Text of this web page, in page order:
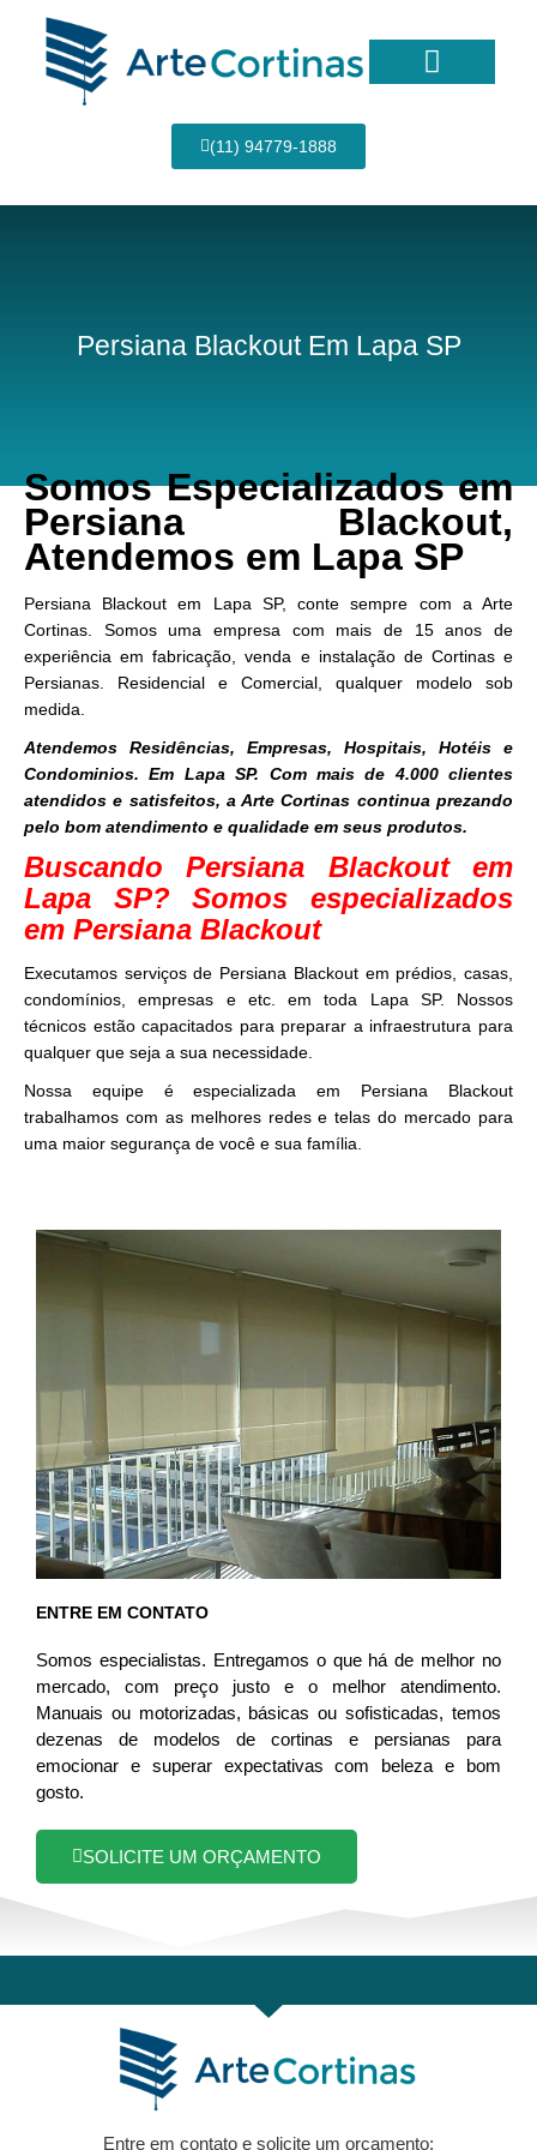
conteúdo
(11) 94779-1888
Persiana Blackout Em Lapa SP
Somos Especializados em
Persiana Blackout,
Atendemos em Lapa SP
Persiana Blackout em Lapa SP, conte sempre com a Arte
Cortinas. Somos uma empresa com mais de 15 anos de
experiência em fabricação, venda e instalação de Cortinas e
Persianas. Residencial e Comercial, qualquer modelo sob
medida.
Atendemos Residências, Empresas, Hospitais, Hotéis e
Condominios. Em Lapa SP. Com mais de 4.000 clientes
atendidos e satisfeitos, a Arte Cortinas continua prezando
pelo bom atendimento e qualidade em seus produtos.
Buscando Persiana Blackout em
Lapa SP? Somos especializados
em Persiana Blackout
Executamos serviços de Persiana Blackout em prédios, casas,
condomínios, empresas e etc. em toda Lapa SP. Nossos
técnicos estão capacitados para preparar a infraestrutura para
qualquer que seja a sua necessidade.
Nossa equipe é especializada em Persiana Blackout
trabalhamos com as melhores redes e telas do mercado para
uma maior segurança de você e sua família.
ENTRE EM CONTATO
Somos especialistas. Entregamos o que há de melhor no
mercado, com preço justo e o melhor atendimento.
Manuais ou motorizadas, básicas ou sofisticadas, temos
dezenas de modelos de cortinas e persianas para
emocionar e superar expectativas com beleza e bom
gosto.
SOLICITE UM ORÇAMENTO
Entre em contato e solicite um orçamento: